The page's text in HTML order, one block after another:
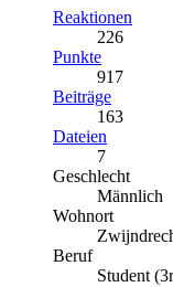
Reaktionen
226
Punkte
917
Beiträge
163
Dateien
7
Geschlecht
Männlich
Wohnort
Beruf
Student